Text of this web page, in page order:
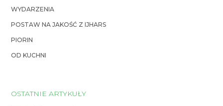
WYDARZENIA
POSTAW NA JAKOŚĆ Z IJHARS
PIORIN
OD KUCHNI
OSTATNIE ARTYKUŁY